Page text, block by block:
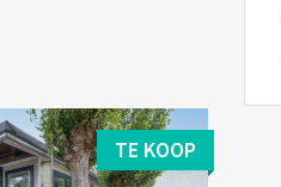
TE KOOP